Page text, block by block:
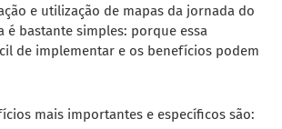
e utilização de mapas da jornada do
é bastante simples: porque essa
de implementar e os benefícios podem
mais importantes e específicos são: